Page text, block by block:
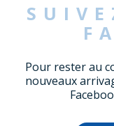
Pour rester au
nouveaux